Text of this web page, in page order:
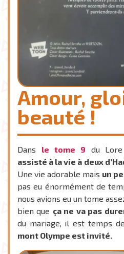
Amour,
beauté !
Dans le tome 9 du Lore
assisté à la vie à deux
Une vie adorable mais un
pas eu énormément de
nous avions eu un tome
bien que ça ne va pas
du mariage, il est temps
mont Olympe est invité.